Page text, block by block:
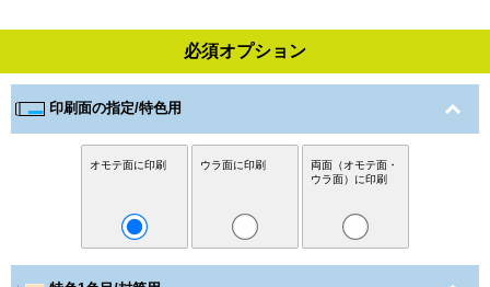
必須オプション
印刷面の指定/特色用
オモテ面に印刷 ウラ面に印刷
両面（オモテ面・
ウラ面）に印刷